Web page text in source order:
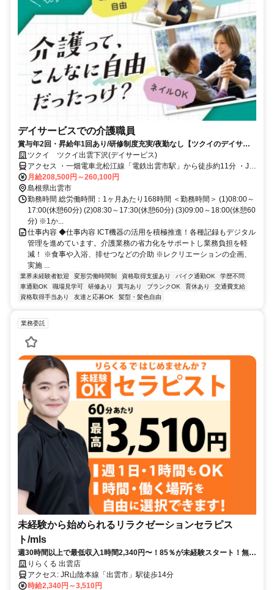
デイサービスでの介護職員
賞与年2回・昇給年1回あり/研修制度充実/夜勤なし【ツクイのデイサー
ビス/介護職員求人】
ツクイ ツクイ出雲下沢(デイサービス)
アクセス ・一畑電車北松江線「電鉄出雲市駅」から徒歩約11分 ・JR
山陰本線「出雲市駅」から徒歩約12分
月給208,500円～260,100円
島根県出雲市
勤務時間 総労働時間：1ヶ月あたり168時間 ＜勤務時間＞ (1)08:00～
17:00(休憩60分) (2)08:30～17:30(休憩60分) (3)09:00～18:00(休憩60
分) ※1か...
仕事内容 ◆仕事内容 ICT機器の活用を積極推進！各種記録もデジタル
管理を進めています。介護業務の省力化をサポートし業務負担を軽
減！ ※食事や入浴、排せつなどの介助 ※レクリエーションの企画、
実施 ...
業界未経験者歓迎 変形労働時間制 資格取得支援あり バイク通勤OK
学歴不問
車通勤OK
職場見学可 研修あり 賞与あり ブランクOK 育休あり
交通費支給
資格取得手当あり
友達と応募OK 髪型・髪色自由
業務委託
未経験から始められるリラクゼーションセラピス
ト/mls
週30時間以上で最低収入1時間2,340円〜！85％が未経験スタート！無料
トレで一生モノの技術を習得✅好きな時間に収入を得られます⏰【島根
県出雲市今市町北本町】
りらくる 出雲店
アクセス: JR山陰本線「出雲市」駅徒歩14分
時給2,340円～3,510円